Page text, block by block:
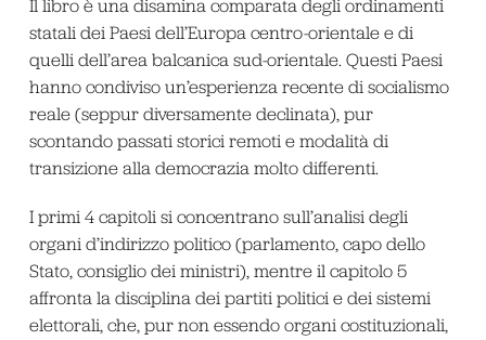
Il libro è una disamina comparata degli ordinamenti
statali dei Paesi dell’Europa centro-orientale e di
quelli dell’area balcanica sud-orientale. Questi Paesi
hanno condiviso un’esperienza recente di socialismo
reale (seppur diversamente declinata), pur
scontando passati storici remoti e modalità di
transizione alla democrazia molto differenti.
I primi 4 capitoli si concentrano sull’analisi degli
organi d’indirizzo politico (parlamento, capo dello
Stato, consiglio dei ministri), mentre il capitolo 5
affronta la disciplina dei partiti politici e dei sistemi
elettorali, che, pur non essendo organi costituzionali,